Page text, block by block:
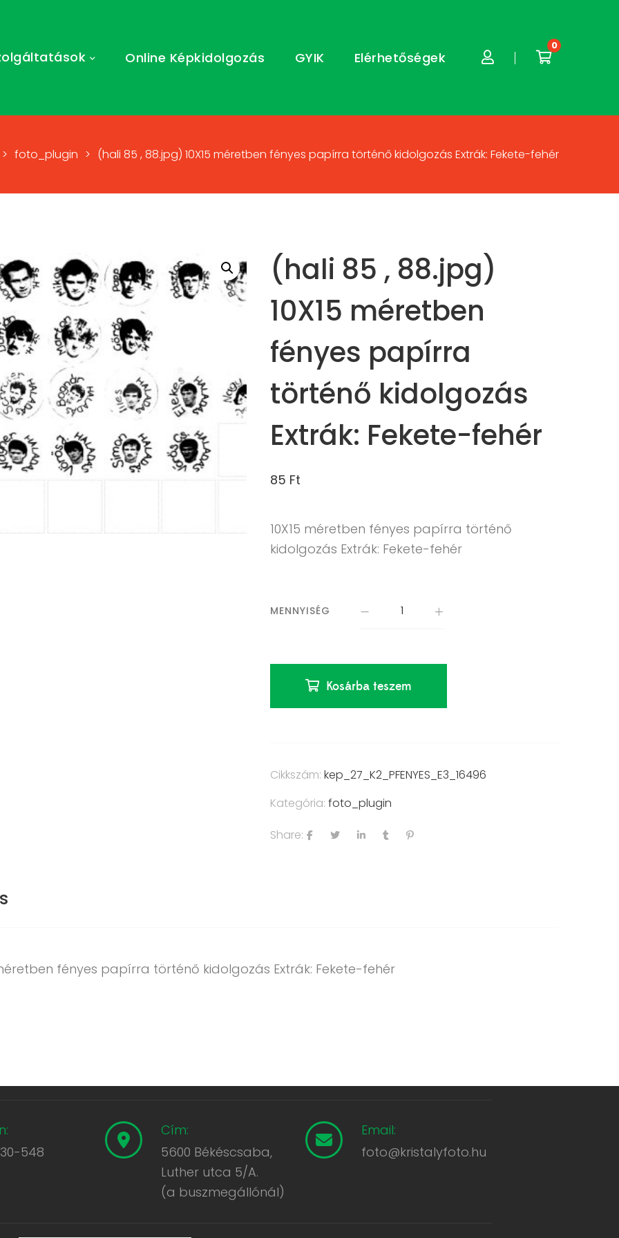
Online Képkidolgozás GYIK Elérhetőségek
0
> foto_plugin > (hali 85 , 88.jpg) 10X15 méretben fényes papírra történő kidolgozás Extrák: Fekete-fehér
(hali 85 , 88.jpg)
10X15 méretben
fényes papírra
történő kidolgozás
Extrák: Fekete-fehér
85 Ft
10X15 méretben fényes papírra történő
kidolgozás Extrák: Fekete-fehér
MENNYISÉG
Kosárba teszem
Cikkszám:kep_27_K2_PFENYES_E3_16496
Kategória:foto_plugin
Share:
fényes papírra történő kidolgozás Extrák: Fekete-fehér
548
Cím:
5600 Békéscsaba,
Luther utca 5/A.
(a buszmegállónál)
Email:
foto@kristalyfoto.hu